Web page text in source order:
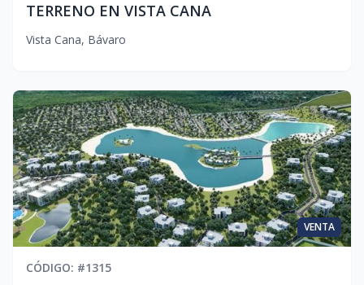
TERRENO EN VISTA CANA
Vista Cana, Bávaro
VENTA
CÓDIGO: #1315